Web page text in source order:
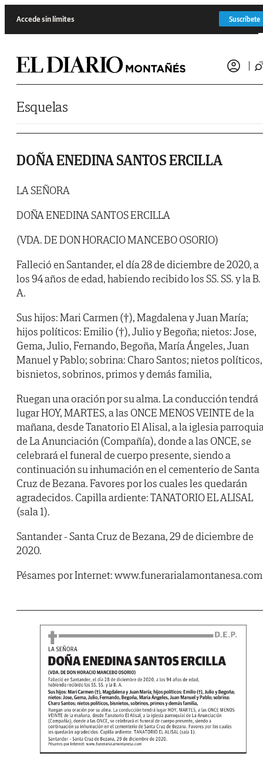
Accede sin límites Suscríbete
Esquelas
DOÑA ENEDINA SANTOS ERCILLA
LA SEÑORA
DOÑA ENEDINA SANTOS ERCILLA
(VDA. DE DON HORACIO MANCEBO OSORIO)
Falleció en Santander, el día 28 de diciembre de 2020, a
los 94 años de edad, habiendo recibido los SS. SS. y la B.
A.
Sus hijos: Mari Carmen (†), Magdalena y Juan María;
hijos políticos: Emilio (†), Julio y Begoña; nietos: Jose,
Gema, Julio, Fernando, Begoña, María Ángeles, Juan
Manuel y Pablo; sobrina: Charo Santos; nietos políticos,
bisnietos, sobrinos, primos y demás familia,
Ruegan una oración por su alma. La conducción tendrá
lugar HOY, MARTES, a las ONCE MENOS VEINTE de la
mañana, desde Tanatorio El Alisal, a la iglesia
de La Anunciación (Compañía), donde a las ONCE, se
celebrará el funeral de cuerpo presente, siendo a
continuación su inhumación en el cementerio de Santa
Cruz de Bezana. Favores por los cuales les quedarán
agradecidos. Capilla ardiente: TANATORIO EL ALISAL
(sala 1).
Santander - Santa Cruz de Bezana, 29 de diciembre de
2020.
Pésames por Internet: www.funerarialamontanesa.com